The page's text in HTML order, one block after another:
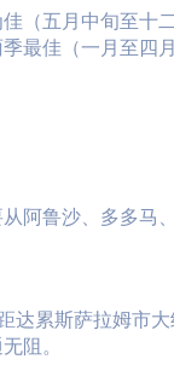
（五月中旬至十二
最佳（一月至四
阿鲁沙、多多
达累斯萨拉姆市大
阻。